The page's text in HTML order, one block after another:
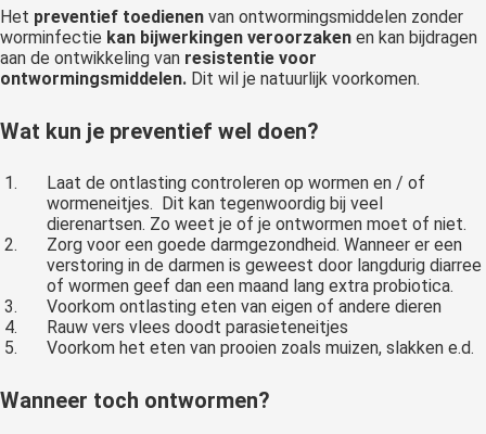
Het preventief toedienen van ontwormingsmiddelen zonder
worminfectie kan bijwerkingen veroorzaken en kan bijdragen
aan de ontwikkeling van resistentie voor
ontwormingsmiddelen. Dit wil je natuurlijk voorkomen.
Wat kun je preventief wel doen?
Laat de ontlasting controleren op wormen en / of
wormeneitjes. Dit kan tegenwoordig bij veel
dierenartsen. Zo weet je of je ontwormen moet of niet.
Zorg voor een goede darmgezondheid. Wanneer er een
verstoring in de darmen is geweest door langdurig diarree
of wormen geef dan een maand lang extra probiotica.
Voorkom ontlasting eten van eigen of andere dieren
Rauw vers vlees doodt parasieteneitjes
Voorkom het eten van prooien zoals muizen, slakken e.d.
Wanneer toch ontwormen?